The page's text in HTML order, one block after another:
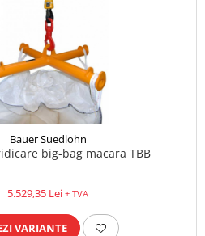
Bauer Suedlohn
big-bag macara TBB
5.529,35 Lei + TVA
VARIANTE